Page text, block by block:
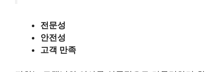
전문성
안전성
고객 만족